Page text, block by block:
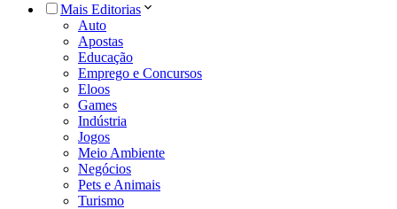
Mais Editorias
Auto
Apostas
Educação
Emprego e Concursos
Eloos
Games
Indústria
Jogos
Meio Ambiente
Negócios
Pets e Animais
Turismo